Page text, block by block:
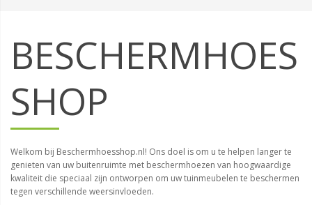
BESCHERMHOES
SHOP
Welkom bij Beschermhoesshop.nl! Ons doel is om u te helpen langer te
genieten van uw buitenruimte met beschermhoezen van hoogwaardige
kwaliteit die speciaal zijn ontworpen om uw tuinmeubelen te beschermen
tegen verschillende weersinvloeden.